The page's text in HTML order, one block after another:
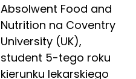
Absolwent Food and
Nutrition na Coventry
University (UK),
student 5-tego roku
kierunku lekarskiego